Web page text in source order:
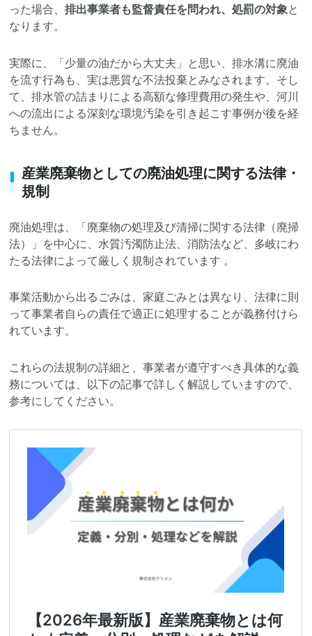
った場合、排出事業者も監督責任を問われ、処罰の対象と
なります。
実際に、「少量の油だから大丈夫」と思い、排水溝に廃油
を流す行為も、実は悪質な不法投棄とみなされます。そし
て、排水管の詰まりによる高額な修理費用の発生や、河川
への流出による深刻な環境汚染を引き起こす事例が後を経
ちません。
産業廃棄物としての廃油処理に関する法律・
規制
廃油処理は、「廃棄物の処理及び清掃に関する法律（廃掃
法）」を中心に、水質汚濁防止法、消防法など、多岐にわ
たる法律によって厳しく規制されています 。
事業活動から出るごみは、家庭ごみとは異なり、法律に則
って事業者自らの責任で適正に処理することが義務付けら
れています。
これらの法規制の詳細と、事業者が遵守すべき具体的な義
務については、以下の記事で詳しく解説していますので、
参考にしてください。